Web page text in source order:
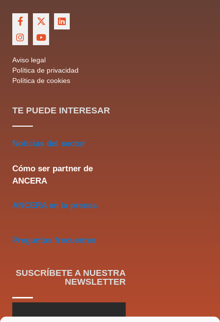
Aviso legal
Política de privacidad
Política de cookies
TE PUEDE INTERESAR
Noticias del sector
Cómo ser partner de
ANCERA
ANCERA en la prensa
Preguntas frecuentes
SUSCRÍBETE A NUESTRA
NEWSLETTER